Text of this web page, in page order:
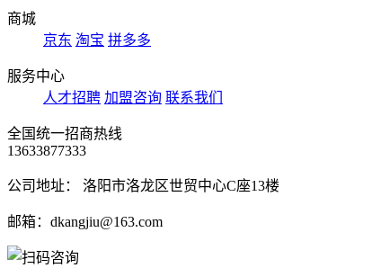
商城
京东 淘宝 拼多多
服务中心
人才招聘 加盟咨询 联系我们
全国统一招商热线
13633877333
公司地址： 洛阳市洛龙区世贸中心C座13楼
邮箱：dkangjiu@163.com